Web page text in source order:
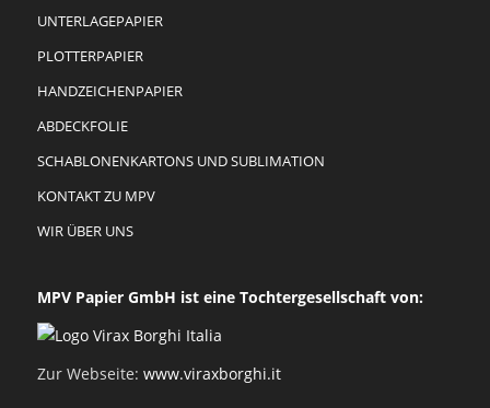
UNTERLAGEPAPIER
PLOTTERPAPIER
HANDZEICHENPAPIER
ABDECKFOLIE
SCHABLONENKARTONS UND SUBLIMATION
KONTAKT ZU MPV
WIR ÜBER UNS
MPV Papier GmbH ist eine Tochtergesellschaft von:
Zur Webseite: www.viraxborghi.it